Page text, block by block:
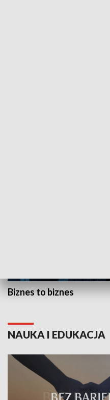
Biznes to biznes
NAUKA I EDUKACJA